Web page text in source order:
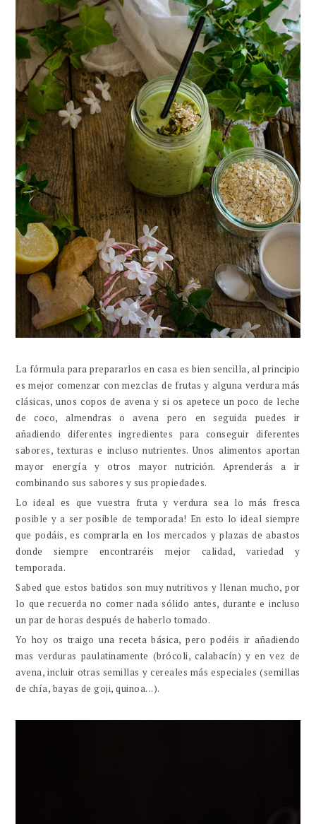
La fórmula para prepararlos en casa es bien sencilla, al principio
es mejor comenzar con mezclas de frutas y alguna verdura más
clásicas, unos copos de avena y si os apetece un poco de leche
de coco, almendras o avena pero en seguida puedes ir
añadiendo diferentes ingredientes para conseguir diferentes
sabores, texturas e incluso nutrientes. Unos alimentos aportan
mayor energía y otros mayor nutrición. Aprenderás a ir
combinando sus sabores y sus propiedades.
Lo ideal es que vuestra fruta y verdura sea lo más fresca
posible y a ser posible de temporada! En esto lo ideal siempre
que podáis, es comprarla en los mercados y plazas de abastos
donde siempre encontraréis mejor calidad, variedad y
temporada.
Sabed que estos batidos son muy nutritivos y llenan mucho, por
lo que recuerda no comer nada sólido antes, durante e incluso
un par de horas después de haberlo tomado.
Yo hoy os traigo una receta básica, pero podéis ir añadiendo
mas verduras paulatinamente (brócoli, calabacín) y en vez de
avena, incluir otras semillas y cereales más especiales (semillas
de chía, bayas de goji, quinoa…).